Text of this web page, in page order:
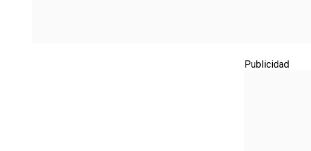
Publicidad